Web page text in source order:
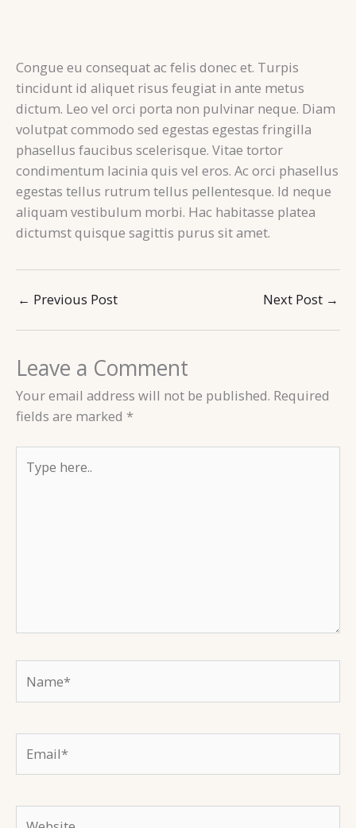
Congue eu consequat ac felis donec et. Turpis
tincidunt id aliquet risus feugiat in ante metus
dictum. Leo vel orci porta non pulvinar neque. Diam
volutpat commodo sed egestas egestas fringilla
phasellus faucibus scelerisque. Vitae tortor
condimentum lacinia quis vel eros. Ac orci phasellus
egestas tellus rutrum tellus pellentesque. Id neque
aliquam vestibulum morbi. Hac habitasse platea
dictumst quisque sagittis purus sit amet.
← Previous Post Next Post →
Leave a Comment
Your email address will not be published. Required
fields are marked *
here..